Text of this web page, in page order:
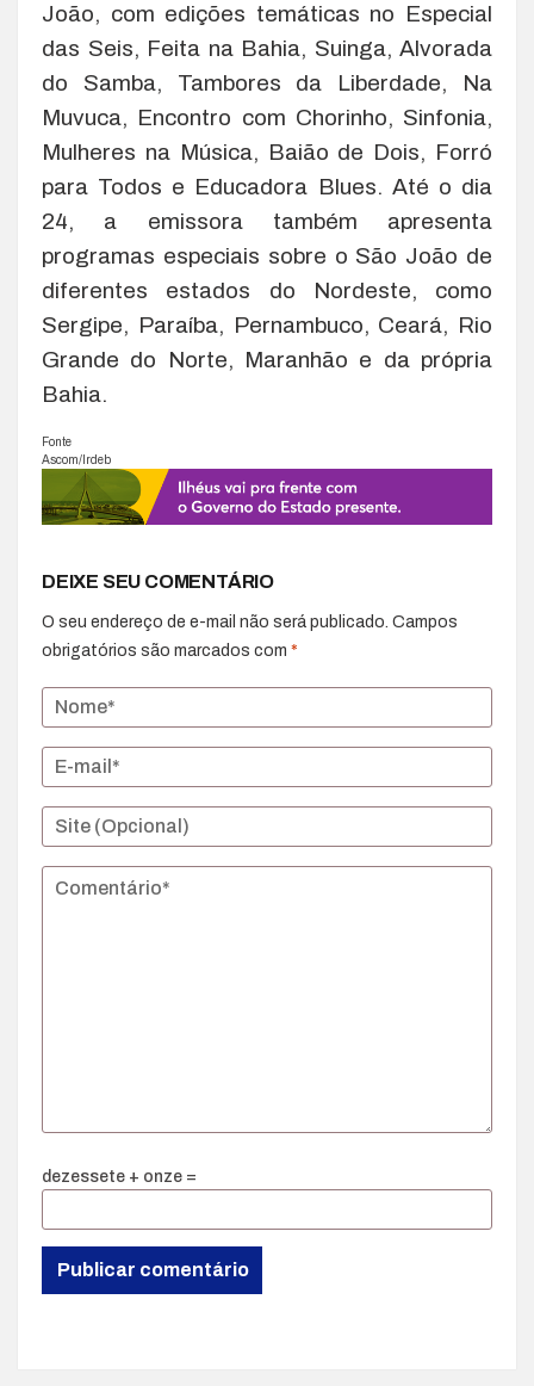
João, com edições temáticas no Especial
das Seis, Feita na Bahia, Suinga, Alvorada
do Samba, Tambores da Liberdade, Na
Muvuca, Encontro com Chorinho, Sinfonia,
Mulheres na Música, Baião de Dois, Forró
para Todos e Educadora Blues. Até o dia
24, a emissora também apresenta
programas especiais sobre o São João de
diferentes estados do Nordeste, como
Sergipe, Paraíba, Pernambuco, Ceará, Rio
Grande do Norte, Maranhão e da própria
Bahia.
Fonte
Ascom/Irdeb
DEIXE SEU COMENTÁRIO
O seu endereço de e-mail não será publicado. Campos
obrigatórios são marcados com *
dezessete + onze =